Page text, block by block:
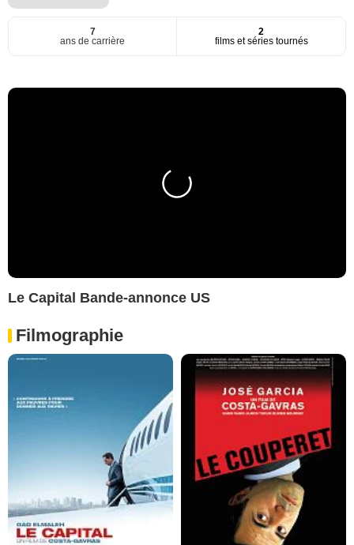
7
ans de carrière
2
films et séries tournés
Le Capital Bande-annonce US
Filmographie